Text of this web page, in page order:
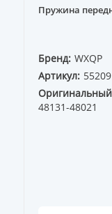
Пружина
Бренд: WXQP
Артикул: 55209
48131-48021